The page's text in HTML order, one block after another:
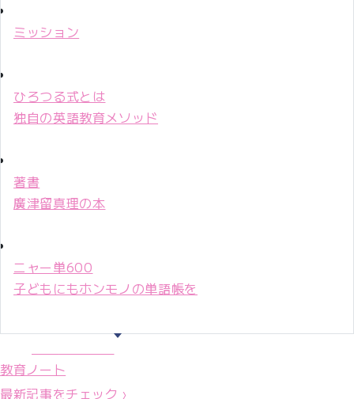
ミッション
ひろつる式とは
独自の英語教育メソッド
著書
廣津留真理の本
ニャー単600
子どもにもホンモノの単語帳を
教育ノート
最新記事をチェック ›